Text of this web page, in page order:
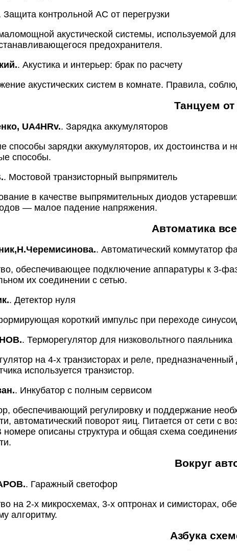
Защита контрольной АС от перегрузки
акустической системы, используемой
предохранителя.
. Акустика и интерьер: брак по расчету
акустических систем в комнате. Правила,
Танцуем от
UA4HRv.. Зарядка аккумуляторов
способы зарядки аккумуляторов, их достоинства и
способы.
. Мостовой транзисторный выпрямитель
в качестве выпрямительных диодов
— малое падение напряжения.
Автоматика
. Автоматический коммутатор
обеспечивающее подключение аппаратуры к 3-
их соединении с сетью.
. Детектор нуля
короткий импульс при переходе
. Терморегулятор для низковольтного паяльника
на 4-х транзисторах и реле,
используется транзистор.
. Инкубатор с полным сервисом
обеспечивающий регулировку и поддержание
автоматический поворот яиц. Питается от сети с
номере описаны структура и общая схема
Вокруг
. Гаражный светофор
на 2-х микросхемах, 3-х оптронах и симисторах,
алгоритму.
Азбука